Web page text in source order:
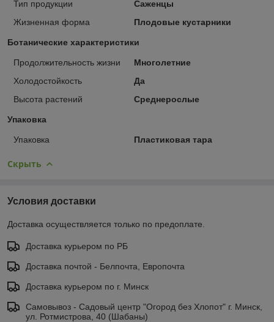
Тип продукции
Саженцы
Жизненная форма
Плодовые кустарники
Ботанические характеристики
Продолжительность жизни
Многолетние
Холодостойкость
Да
Высота растений
Среднерослые
Упаковка
Упаковка Пластиковая тара
Скрыть
Условия доставки
Доставка осуществляется только по предоплате.
Доставка курьером по РБ
Доставка почтой - Белпочта, Европочта
Доставка курьером по г. Минск
Самовывоз - Садовый центр "Огород без Хлопот" г. Минск,
ул. Ротмистрова, 40 (Шабаны)